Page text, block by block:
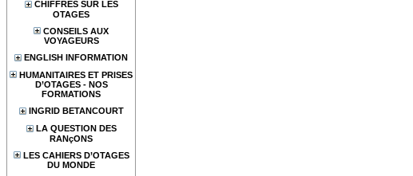
CHIFFRES SUR LES
OTAGES
CONSEILS AUX
VOYAGEURS
ENGLISH INFORMATION
HUMANITAIRES ET PRISES
D’OTAGES - NOS
FORMATIONS
INGRID BETANCOURT
LA QUESTION DES
RANçONS
LES CAHIERS D’OTAGES
DU MONDE